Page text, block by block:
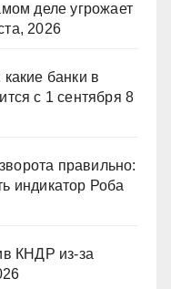
деле угрожает
2026
банки в
с 1 сентября 8
правильно:
индикатор Роба
КНДР из‑за